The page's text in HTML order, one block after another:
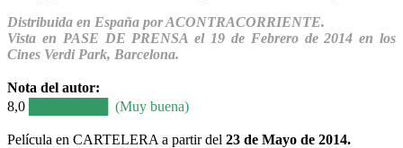
Distribuida en España por ACONTRACORRIENTE.
Vista en PASE DE PRENSA el 19 de Febrero de 2014 en los
Cines Verdi Park, Barcelona.
Nota del autor:
8,0
████████ (Muy buena)
Película en CARTELERA a partir del 23 de Mayo de 2014.